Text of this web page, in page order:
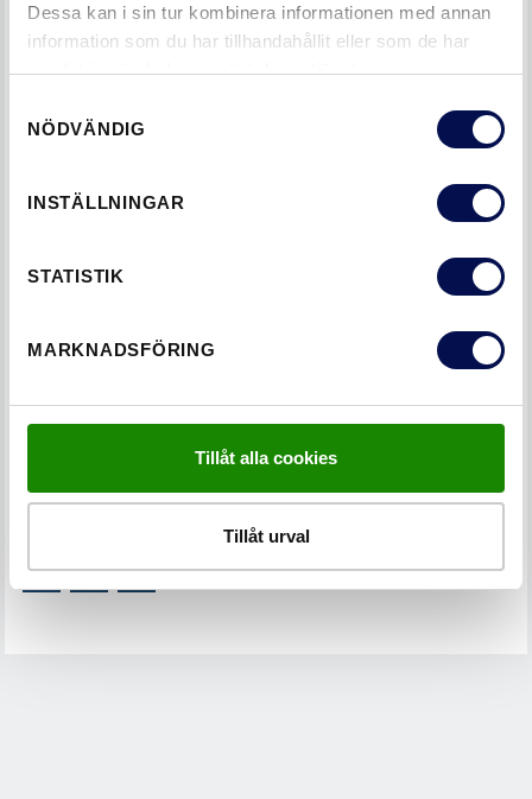
Dessa kan i sin tur kombinera informationen med annan
information som du har tillhandahållit eller som de har
samlat in när du har använt deras tjänster.
NÖDVÄNDIG
INSTÄLLNINGAR
STATISTIK
MARKNADSFÖRING
Tillåt alla cookies
Tillåt urval
Golvlist slät
FODER
TAGS
GOLVLISTER
GILLADE DU VAD DU LÄSTE?